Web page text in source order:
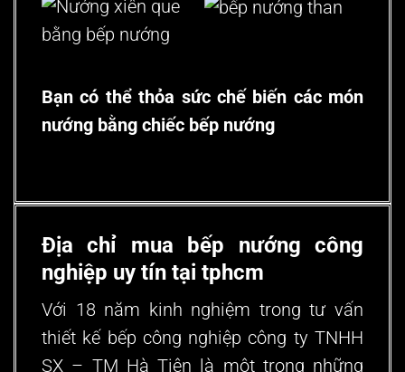
Bạn có thể thỏa sức chế biến các món
nướng bằng chiếc bếp nướng
Địa chỉ mua bếp nướng công
nghiệp uy tín tại tphcm
Với 18 năm kinh nghiệm trong tư vấn
thiết kế bếp công nghiệp công ty TNHH
SX – TM Hà Tiên là một trong những